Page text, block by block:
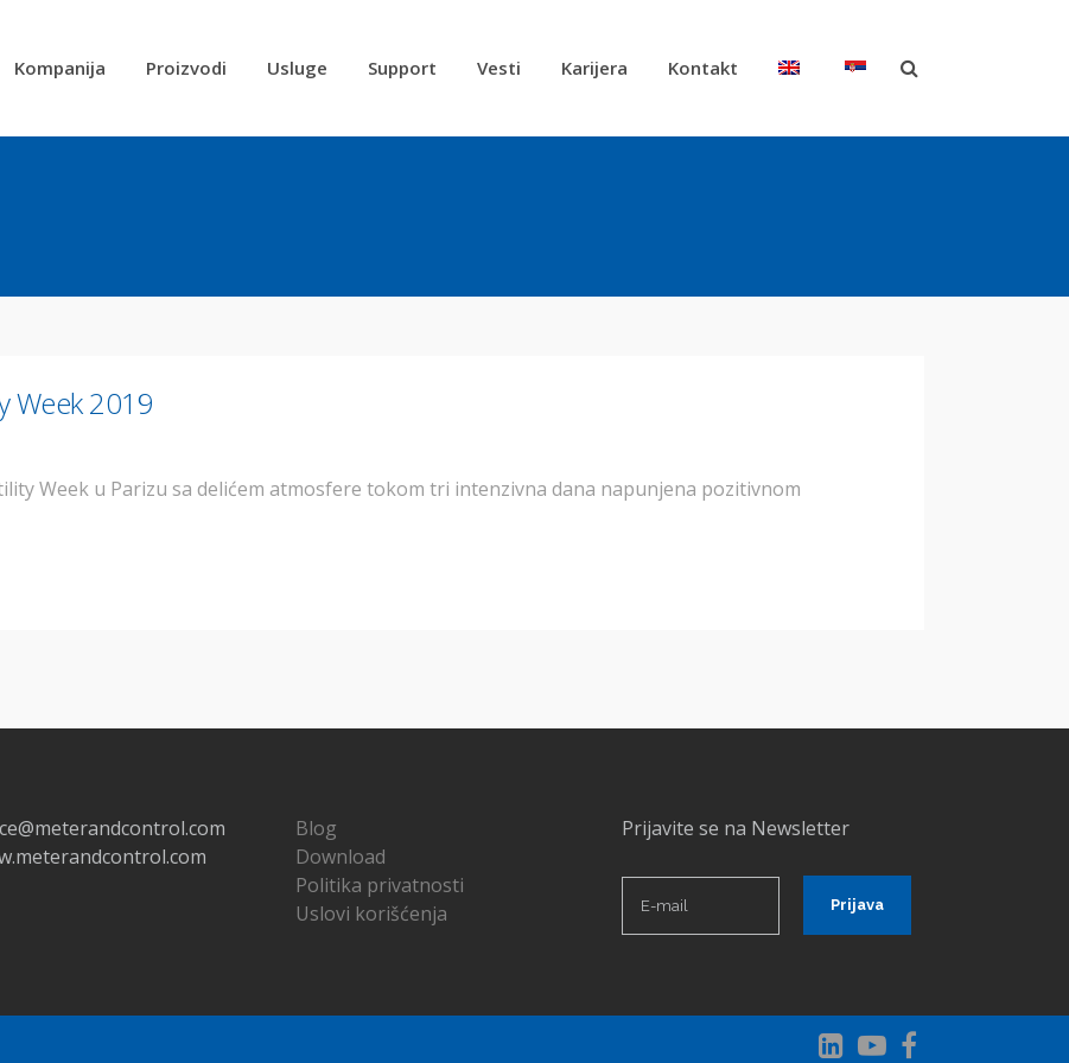
Kompanija Proizvodi Usluge Support Vesti Karijera Kontakt
Week 2019
Week u Parizu sa delićem atmosfere tokom tri intenzivna dana napunjena pozitivnom
Blog
Download
Politika privatnosti
Uslovi korišćenja
Prijavite se na Newsletter